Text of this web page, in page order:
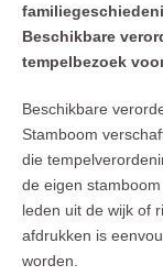
Beschikbare
tempelbezoek
Beschikbare
Stamboom
die
de eigen
leden uit de wijk of
afdrukken is
worden.